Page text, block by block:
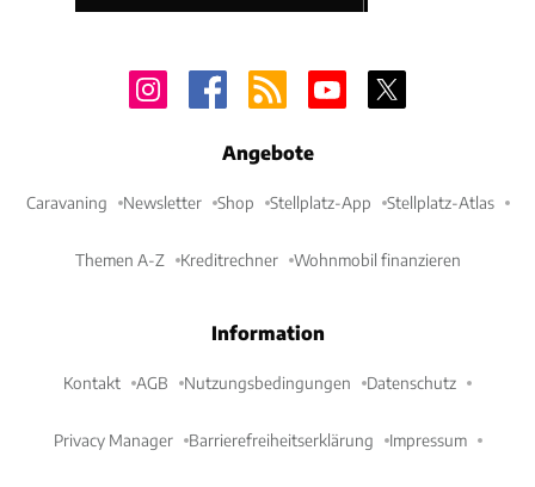
Angebote
Caravaning Newsletter Shop Stellplatz-App Stellplatz-Atlas
Themen A-Z Kreditrechner Wohnmobil finanzieren
Information
Kontakt AGB Nutzungsbedingungen Datenschutz
Privacy Manager Barrierefreiheitserklärung Impressum